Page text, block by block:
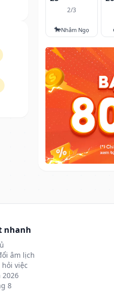
2/3
🐎Nhâm Ngọ
nhanh
âm lịch
hỏi việc
2026
8